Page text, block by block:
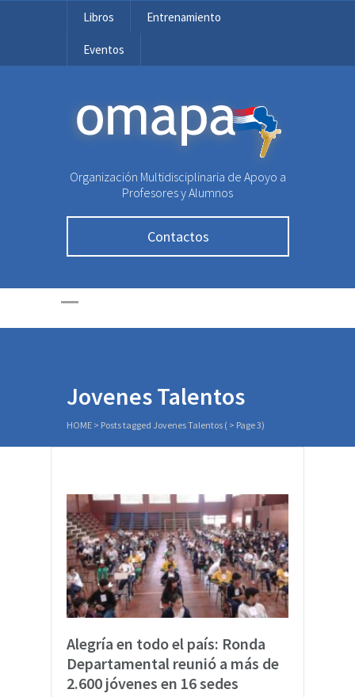
Libros Entrenamiento
Eventos
OMAPA
Organización Multidisciplinaria de Apoyo a
Profesores y Alumnos
Contactos
Jovenes Talentos
HOME > Posts tagged Jovenes Talentos ( > Page 3)
Alegría en todo el país: Ronda
Departamental reunió a más de
2.600 jóvenes en 16 sedes